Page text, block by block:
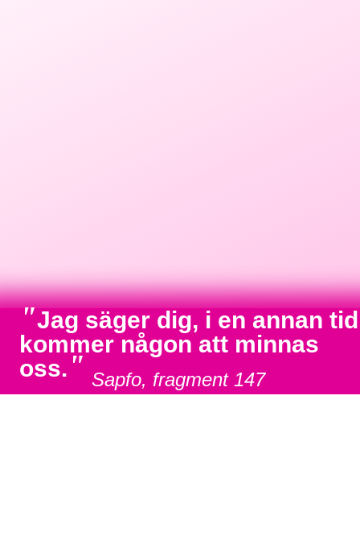
"Jag säger dig, i en annan tid
kommer någon att minnas
oss. " Sapfo, fragment 147